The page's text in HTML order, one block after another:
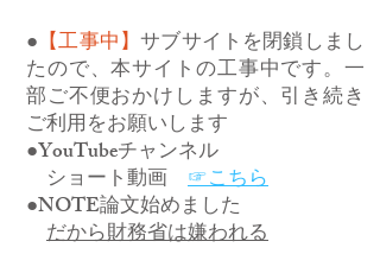
● 【工事中】サブサイトを閉鎖しまし
たので、本サイトの工事中です。一
部ご不便おかけしますが、引き続き
ご利用をお願いします
●YouTubeチャンネル
ショート動画 ☞こちら
●NOTE論文始めました
だから財務省は嫌われる